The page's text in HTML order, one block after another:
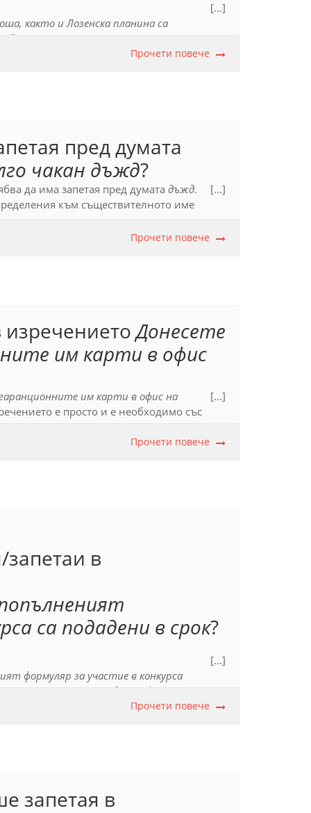
както и Лозенска планина са
си съюзът
са [...] места) показва, че в
[...]
Прочети повече
пред думата
чакан дъжд?
да има запетая пред думата дъжд.
към съществителното име
[...]
Прочети повече
изречениетоДонесете
им карти в офис
им карти в офис на
е просто и е необходимо със
[...]
Прочети повече
в
са подадени в срок?
формуляр за участие в конкурса
име автобиографията
[...]
Прочети повече
запетая в